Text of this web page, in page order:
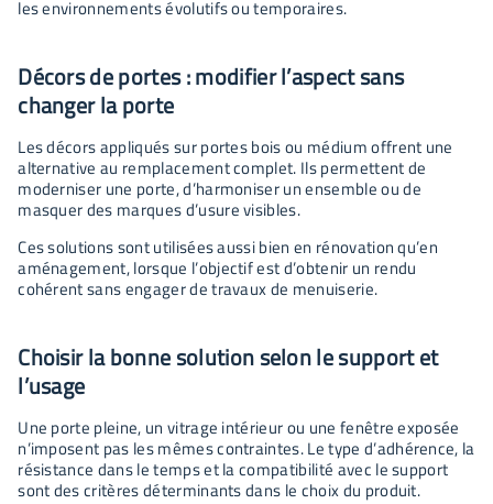
les environnements évolutifs ou temporaires.
Décors de portes : modifier l’aspect sans
changer la porte
Les décors appliqués sur portes bois ou médium offrent une
alternative au remplacement complet. Ils permettent de
moderniser une porte, d’harmoniser un ensemble ou de
masquer des marques d’usure visibles.
Ces solutions sont utilisées aussi bien en rénovation qu’en
aménagement, lorsque l’objectif est d’obtenir un rendu
cohérent sans engager de travaux de menuiserie.
Choisir la bonne solution selon le support et
l’usage
Une porte pleine, un vitrage intérieur ou une fenêtre exposée
n’imposent pas les mêmes contraintes. Le type d’adhérence, la
résistance dans le temps et la compatibilité avec le support
sont des critères déterminants dans le choix du produit.